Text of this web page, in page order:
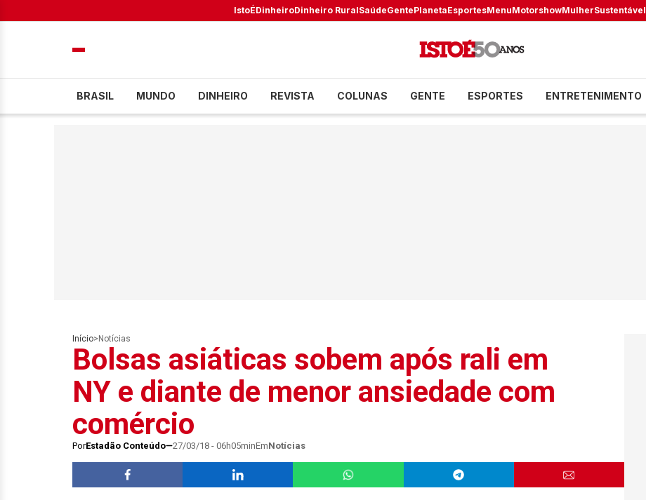
IstoÉDinheiroDinheiro RuralSaúdeGentePlanetaEsportesMenuMotorshowMulherSustentável
BRASIL MUNDO DINHEIRO REVISTA COLUNAS GENTE ESPORTES ENTRETENIMENTO
Início> Notícias
Bolsas asiáticas sobem após rali em
NY e diante de menor ansiedade com
comércio
PorEstadão Conteúdo 27/03/18 - 06h05minEmNotícias